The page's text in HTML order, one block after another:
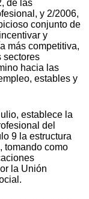
de las
y 2/2006,
conjunto de
y
más competitiva,
sectores
hacia las
estables y
establece la
del
9 la estructura
tomando como
la Unión